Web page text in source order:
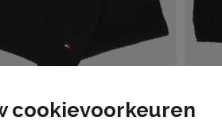
cookievoorkeuren